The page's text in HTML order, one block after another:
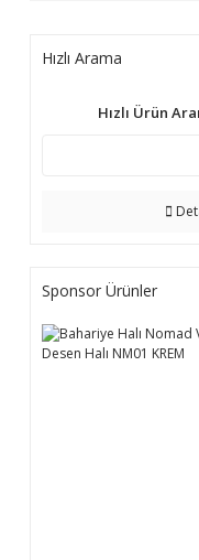
Hızlı Arama
Hızlı Ürün
Sponsor Ürünler